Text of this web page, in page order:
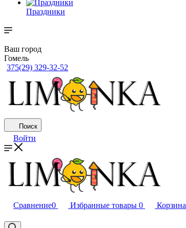
Праздники
Ваш город
Гомель
375(29) 329-32-52
Поиск
Войти
Сравнение0 Избранные товары 0 Корзина